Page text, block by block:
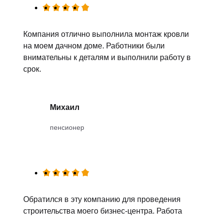
Компания отлично выполнила монтаж кровли
на моем дачном доме. Работники были
внимательны к деталям и выполнили работу в
срок.
Михаил
пенсионер
Обратился в эту компанию для проведения
строительства моего бизнес-центра. Работа